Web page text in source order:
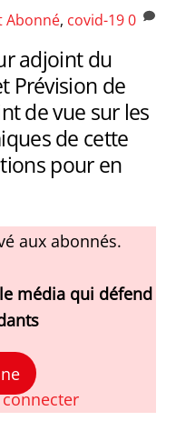
Abonné, covid-190
adjoint du
Prévision de
de vue sur les
de cette
pour en
aux abonnés.
média qui défend
connecter